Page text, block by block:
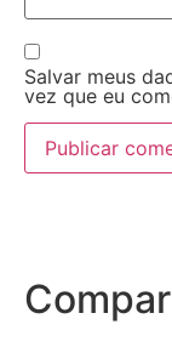
Salvar meus
vez que eu